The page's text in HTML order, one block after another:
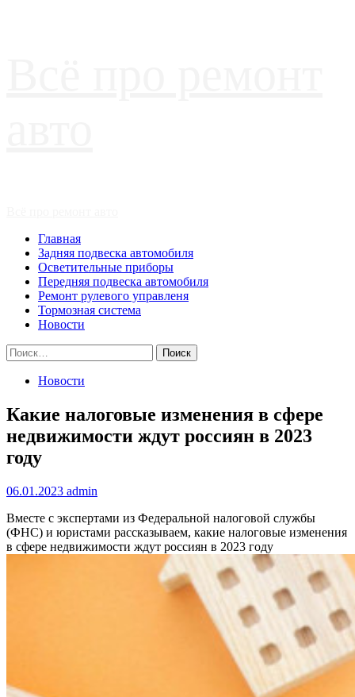
Главная
Задняя подвеска автомобиля
Осветительные приборы
Передняя подвеска автомобиля
Ремонт рулевого управленя
Тормозная система
Новости
Найти:
Новости
Какие налоговые изменения в сфере
недвижимости ждут россиян в 2023
году
06.01.2023 admin
Вместе с экспертами из Федеральной налоговой службы
(ФНС) и юристами рассказываем, какие налоговые изменения
в сфере недвижимости ждут россиян в 2023 году